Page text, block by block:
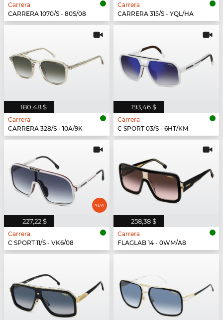
Carrera
CARRERA 1070/S - 80S/08
Carrera
CARRERA 315/S - YQL/HA
180,48 $
Carrera
CARRERA 328/S - 10A/9K
193,46 $
Carrera
C SPORT 03/S - 6HT/KM
227,22 $
Carrera
C SPORT 11/S - VK6/08
258,38 $
Carrera
FLAGLAB 14 - 0WM/A8